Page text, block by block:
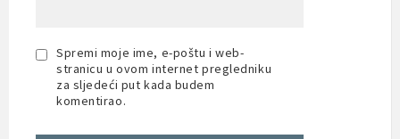
Spremi moje ime, e-poštu i web-
stranicu u ovom internet pregledniku
za sljedeći put kada budem
komentirao.